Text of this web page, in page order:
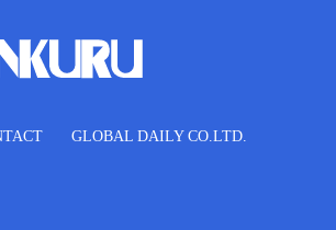
GLOBAL DAILY CO.LTD.